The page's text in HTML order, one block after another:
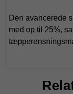
Den avancerede
med op til 25%,